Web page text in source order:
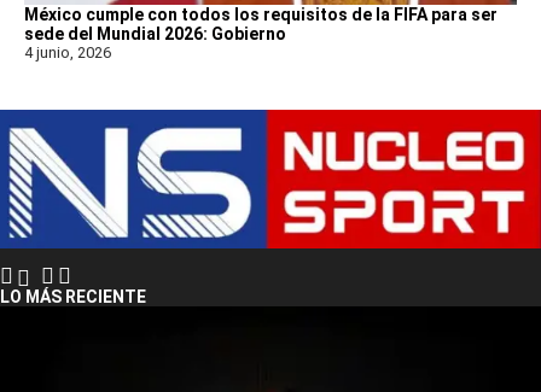
México cumple con todos los requisitos de la FIFA para ser
sede del Mundial 2026: Gobierno
4 junio, 2026
LO MÁS RECIENTE